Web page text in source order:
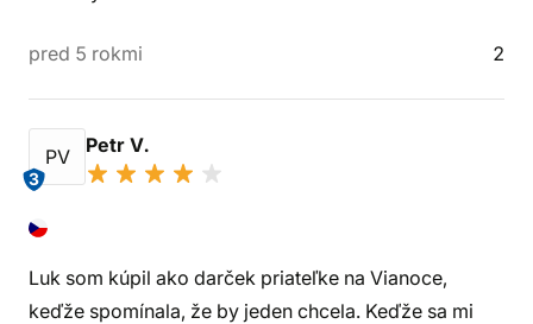
pred 5 rokmi 2
PV
3
Petr V.
Luk som kúpil ako darček priateľke na Vianoce,
keďže spomínala, že by jeden chcela. Keďže sa mi